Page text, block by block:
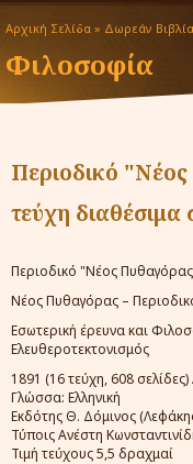
Αρχική Σελίδα » Δωρεάν
Φιλοσοφία
Περιοδικό
τεύχη διαθέσιμα
Περιοδικό "Νέος
Νέος Πυθαγόρας –
Εσωτερική έρευνα και
Ελευθεροτεκτονισμός
1891 (16 τεύχη, 608
Γλώσσα: Ελληνική
Εκδότης Θ. Δόμινος
Τύποις Ανέστη
Τιμή τεύχους 5,5 δραχμαί